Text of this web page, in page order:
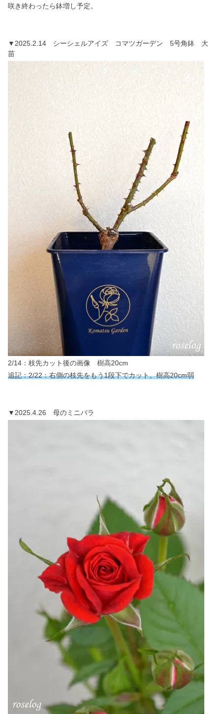
咲き終わったら鉢増し予定。
▼2025.2.14 シーシェルアイズ コマツガーデン 5号角鉢 大
苗
2/14：枝先カット後の画像 樹高20cm
追記：2/22：右側の枝先をもう1段下でカット。樹高20cm弱
▼2025.4.26 母のミニバラ